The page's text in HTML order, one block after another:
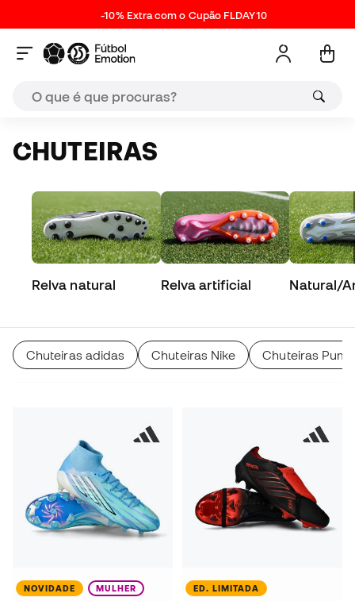
-10% Extra com o Cupão FLDAY10
CHUTEIRAS
Relva natural Relva artificial Natural/
Chuteiras adidas Chuteiras Nike Chuteiras Puma
NOVIDADE MULHER ED. LIMITADA